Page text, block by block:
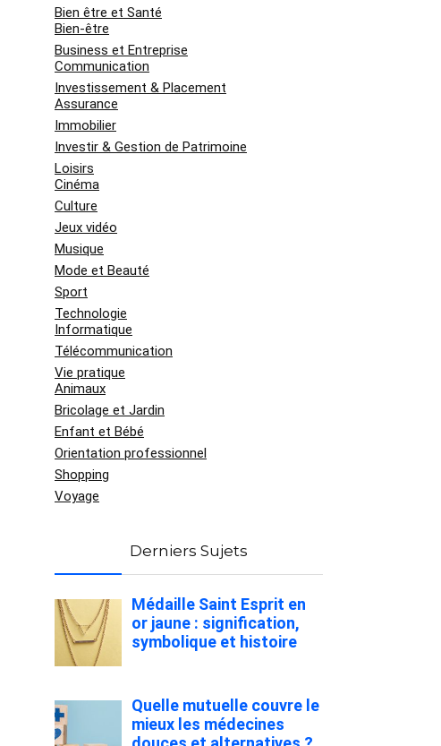
Bien être et Santé
Bien-être
Business et Entreprise
Communication
Investissement & Placement
Assurance
Immobilier
Investir & Gestion de Patrimoine
Loisirs
Cinéma
Culture
Jeux vidéo
Musique
Mode et Beauté
Sport
Technologie
Informatique
Télécommunication
Vie pratique
Animaux
Bricolage et Jardin
Enfant et Bébé
Orientation professionnel
Shopping
Voyage
Derniers Sujets
Médaille Saint Esprit en
or jaune : signification,
symbolique et histoire
Quelle mutuelle couvre le
mieux les médecines